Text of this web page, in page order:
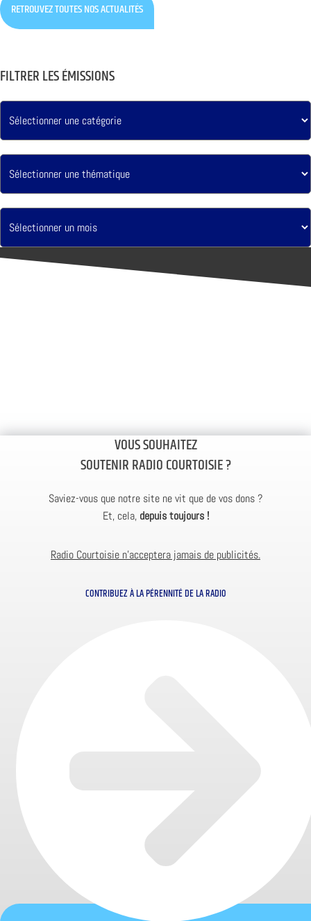
RETROUVEZ TOUTES NOS ACTUALITÉS
FILTRER LES ÉMISSIONS
VOUS SOUHAITEZ
SOUTENIR RADIO COURTOISIE ?
Saviez-vous que notre site ne vit que de vos dons ?
Et, cela, depuis toujours !
Radio Courtoisie n’acceptera jamais de publicités.
CONTRIBUEZ À LA PÉRENNITÉ DE LA RADIO